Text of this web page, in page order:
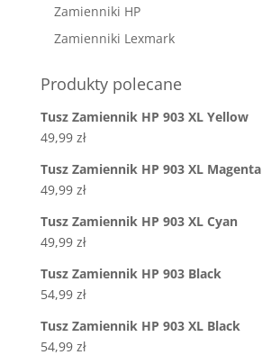
Zamienniki HP
Zamienniki Lexmark
Produkty polecane
Tusz Zamiennik HP 903 XL Yellow
49,99 zł
Tusz Zamiennik HP 903 XL Magenta
49,99 zł
Tusz Zamiennik HP 903 XL Cyan
49,99 zł
Tusz Zamiennik HP 903 Black
54,99 zł
Tusz Zamiennik HP 903 XL Black
54,99 zł